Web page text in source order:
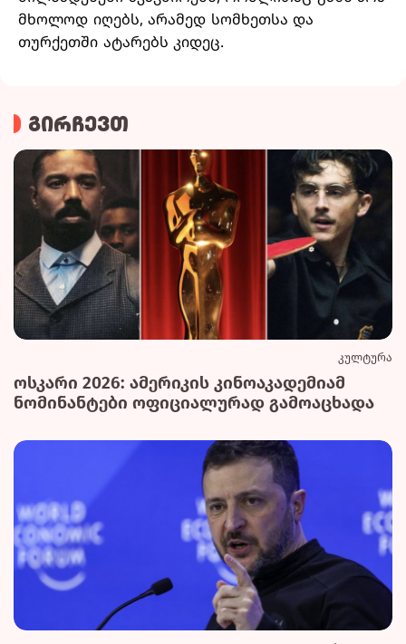
მხოლოდ იღებს, არამედ სომხეთსა და
თურქეთში ატარებს კიდეც.
გირჩევთ
კულტურა
ოსკარი 2026: ამერიკის კინოაკადემიამ
ნომინანტები ოფიციალურად გამოაცხადა